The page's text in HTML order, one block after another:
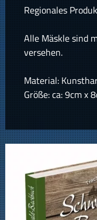
Regionales
Alle Mäskle sind
versehen.
Material:
Größe: ca: 9cm x